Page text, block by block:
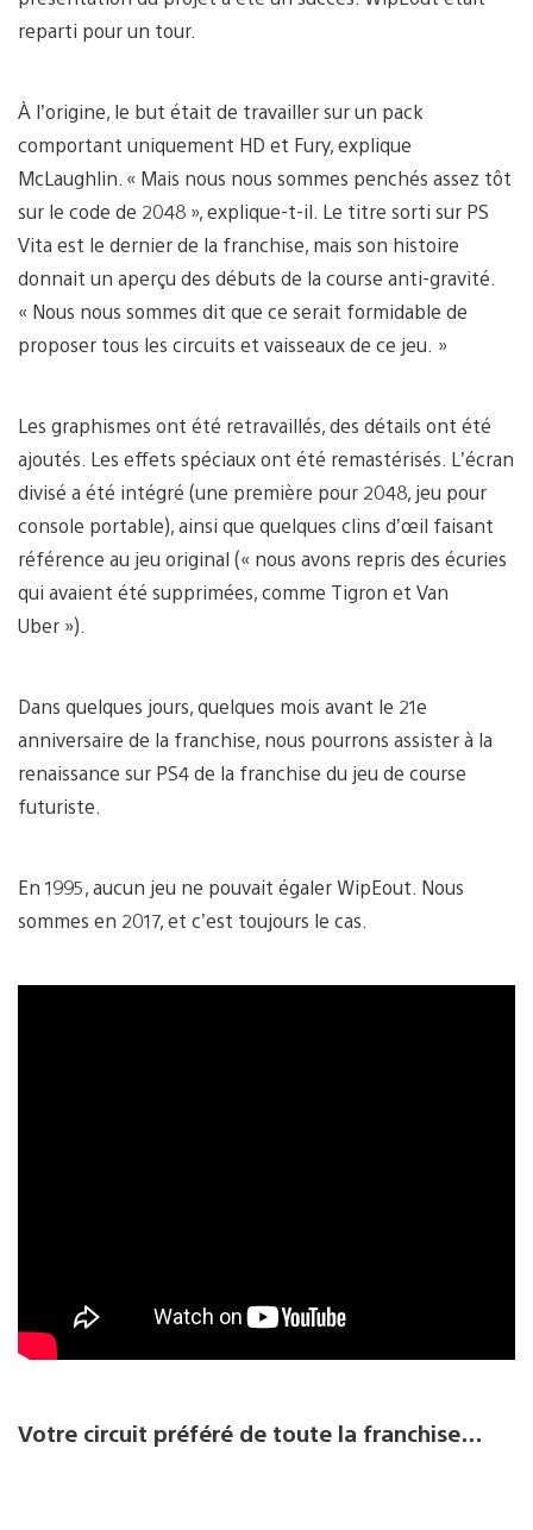
reparti pour un tour.
À l’origine, le but était de travailler sur un pack
comportant uniquement HD et Fury, explique
McLaughlin. « Mais nous nous sommes penchés assez tôt
sur le code de 2048 », explique-t-il. Le titre sorti sur PS
Vita est le dernier de la franchise, mais son histoire
donnait un aperçu des débuts de la course anti-gravité.
« Nous nous sommes dit que ce serait formidable de
proposer tous les circuits et vaisseaux de ce jeu. »
Les graphismes ont été retravaillés, des détails ont été
ajoutés. Les effets spéciaux ont été remastérisés. L’écran
divisé a été intégré (une première pour 2048, jeu pour
console portable), ainsi que quelques clins d’œil faisant
référence au jeu original (« nous avons repris des écuries
qui avaient été supprimées, comme Tigron et Van
Uber »).
Dans quelques jours, quelques mois avant le 21e
anniversaire de la franchise, nous pourrons assister à la
renaissance sur PS4 de la franchise du jeu de course
futuriste.
En 1995, aucun jeu ne pouvait égaler WipEout. Nous
sommes en 2017, et c’est toujours le cas.
Votre circuit préféré de toute la franchise…